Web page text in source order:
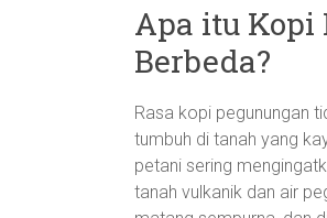
Apa itu Kopi
Berbeda?
Rasa kopi pegunungan
tumbuh di tanah yang
petani sering
tanah vulkanik dan air